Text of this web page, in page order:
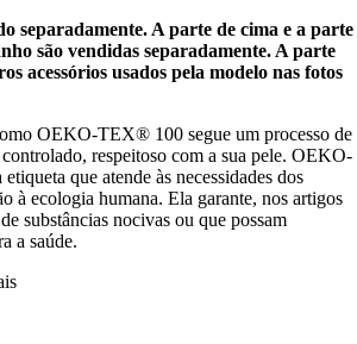
separadamente. A parte de cima e a parte
são vendidas separadamente. A parte
acessórios usados pela modelo nas fotos
OEKO-TEX® 100 segue um processo de
respeitoso com a sua pele. OEKO-
que atende às necessidades dos
à ecologia humana. Ela garante, nos artigos
substâncias nocivas ou que possam
a saúde.